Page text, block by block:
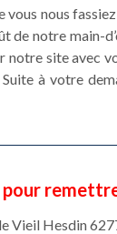
nous
de notre main-
notre site
à votre
pour
Hesdin